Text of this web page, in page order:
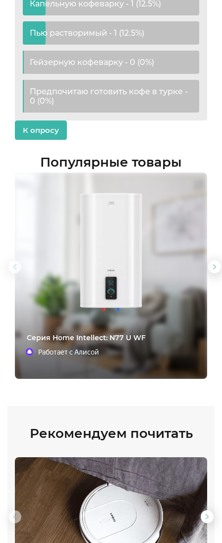
Капельную кофеварку - 1 (12.5%)
Пью растворимый - 1 (12.5%)
Гейзерную кофеварку - 0 (0%)
Предпочитаю готовить кофе в турке -
0 (0%)
К опросу
Популярные товары
Предыдущий
слайд
Cерия Home Intellect: N77 U WF
Работает с Алисой
Рекомендуем почитать
Предыдущий
слайд